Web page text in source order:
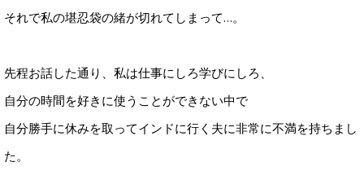
それで私の堪忍袋の緒が切れてしまって…。
先程お話した通り、私は仕事にしろ学びにしろ、
自分の時間を好きに使うことができない中で
自分勝手に休みを取ってインドに行く夫に非常に不満を持ちまし
た。